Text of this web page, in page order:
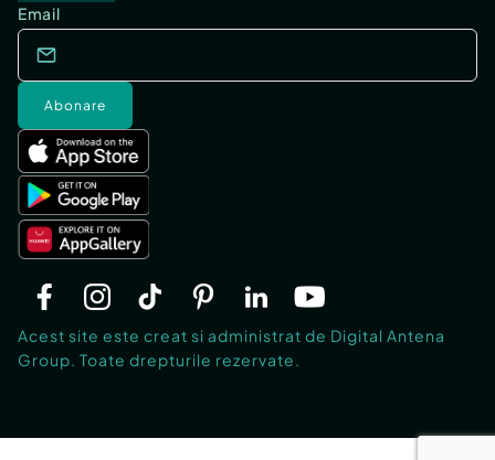
Email
Abonare
Acest site este creat si administrat de Digital Antena
Group. Toate drepturile rezervate.